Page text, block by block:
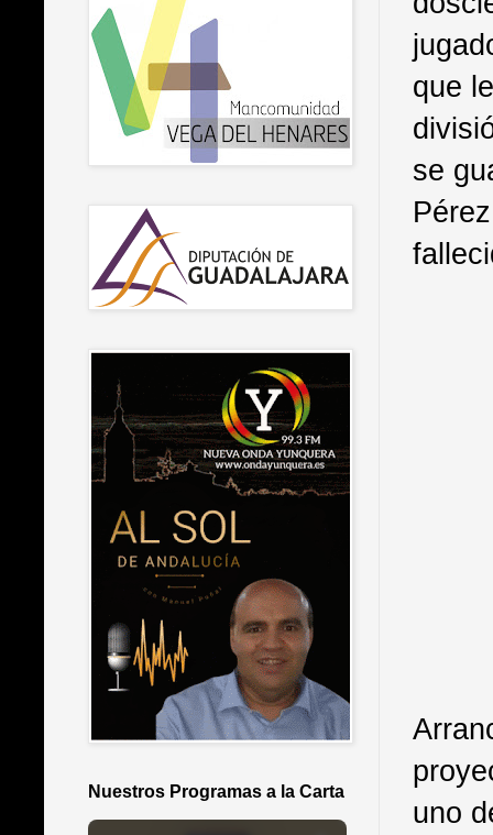
que
se
uno
Nuestros Programas a la Carta